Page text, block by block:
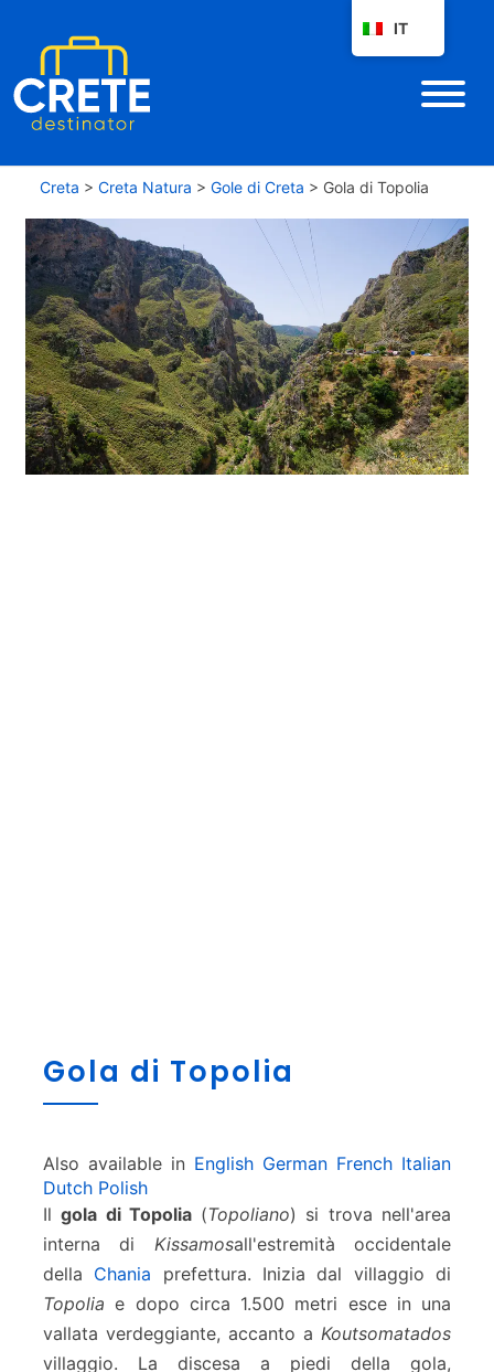
Creta > Creta Natura > Gole di Creta > Gola di Topolia
o
i
o
p
i
a
Gola di Topolia
Also available in English German French Italian
Dutch Polish
Ilgola di Topolia(Topoliano) si trova nell'area
interna di Kissamosall'estremità occidentale
della Chania prefettura. Inizia dal villaggio di
Topolia e dopo circa 1.500 metri esce in una
vallata verdeggiante, accanto a Koutsomatados
villaggio. La discesa a piedi della gola,
IT